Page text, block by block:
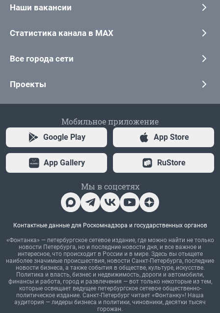
Наши вакансии
Статистика канала в MAX
Все города сети
Проекты
Мобильное приложение
Google Play App Store
App Gallery RuStore
Мы в соцсетях
Контактные данные для Роскомнадзора и государственных органов
«Фонтанка» — петербургское сетевое издание, где можно найти не только
новости Петербурга, но и последние новости дня, и все важное и
интересное, что происходит в России и в мире. Здесь вы отыщете
наиболее значимые происшествия, новости Санкт-Петербурга, последние
новости бизнеса, а также события в обществе, культуре, искусстве.
Политика и власть, бизнес и недвижимость, дороги и автомобили,
финансы и работа, город и развлечения — вот только некоторые из тем,
которые освещает ведущее петербургское сетевое общественно-
политическое издание. Санкт-Петербург читает «Фонтанку»! Наша
аудитория — лидеры бизнеса и политики, чиновники, десятки тысяч
горожан.